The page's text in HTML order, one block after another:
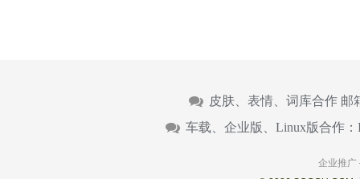
皮肤、表情、词库合作 邮
车载、企业版、Linux版合作：
企业推广